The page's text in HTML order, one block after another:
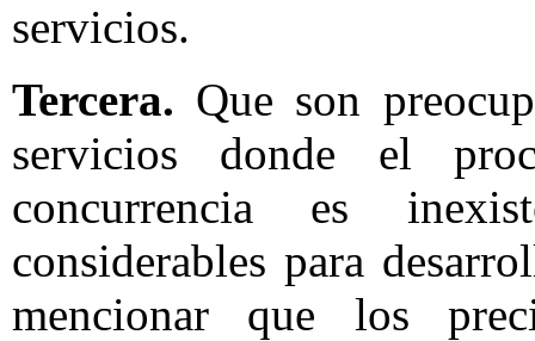
servicios.
Tercera. Que son
servicios donde el
concurrencia es
considerables para
mencionar que los